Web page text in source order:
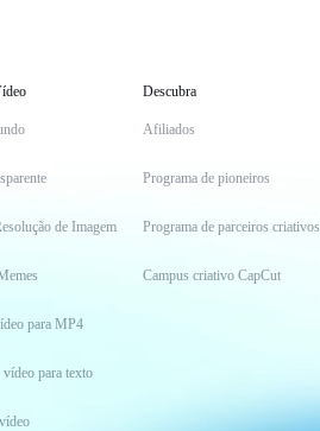
de Imagem
para MP4
para texto
Descubra
Afiliados
Programa de pioneiros
Programa de parceiros criativos
Campus criativo CapCut